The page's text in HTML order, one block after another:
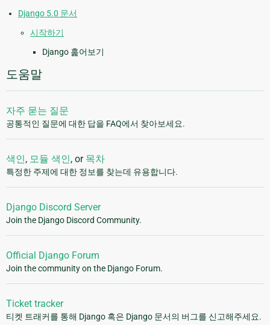
Django 5.0 문서
시작하기
Django 훑어보기
도움말
자주 묻는 질문
공통적인 질문에 대한 답을 FAQ에서 찾아보세요.
색인, 모듈 색인, or 목차
특정한 주제에 대한 정보를 찾는데 유용합니다.
Django Discord Server
Join the Django Discord Community.
Official Django Forum
Join the community on the Django Forum.
Ticket tracker
티켓 트래커를 통해 Django 혹은 Django 문서의 버그를 신고해주세요.